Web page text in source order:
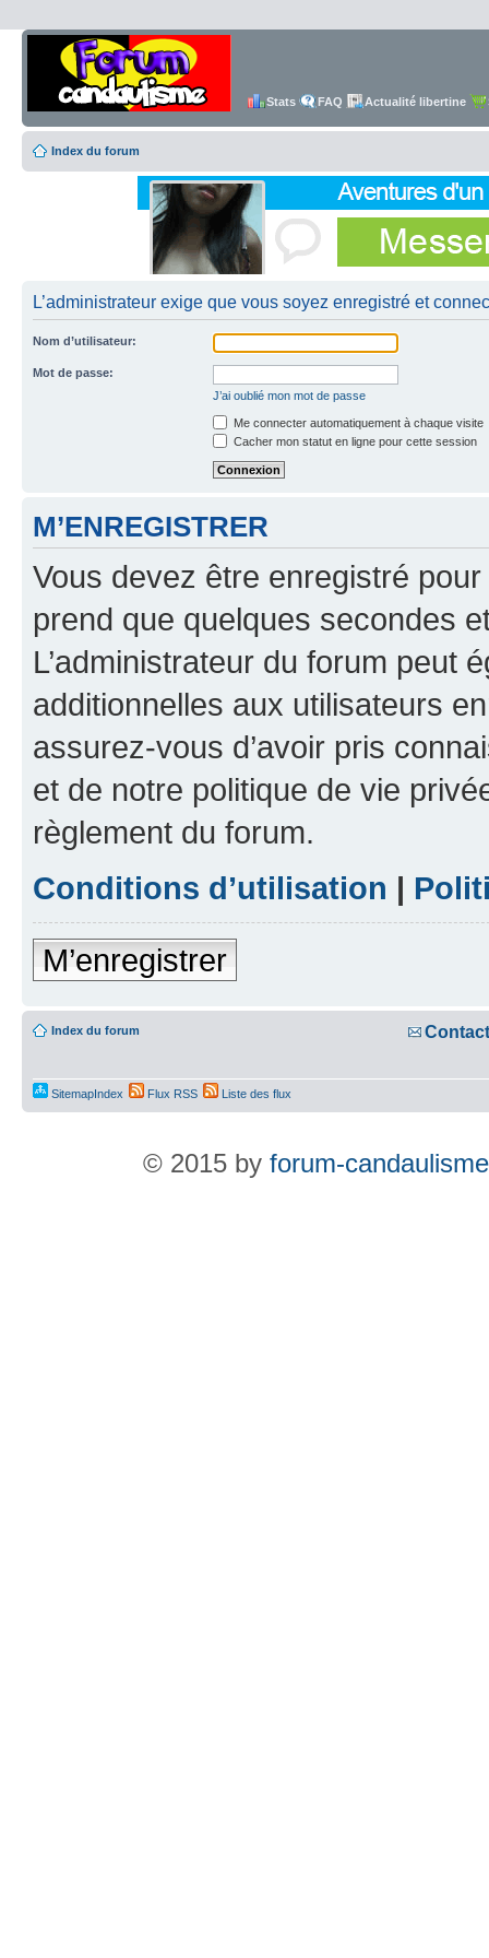
Stats FAQ Actualité libertine
Index du forum
L’administrateur exige que vous soyez enregistré et
Nom d’utilisateur:
Mot de passe:
J’ai oublié mon mot de passe
Me connecter automatiquement à chaque visite
Cacher mon statut en ligne pour cette session
M’ENREGISTRER
Vous devez être enregistré
prend que quelques secondes
L’administrateur du forum peut
additionnelles aux utilisateurs
assurez-vous d’avoir pris
et de notre politique de vie
règlement du forum.
Conditions d’utilisation |
M’enregistrer
Index du forum Contact
SitemapIndex Flux RSS Liste des flux
© 2015 by forum-